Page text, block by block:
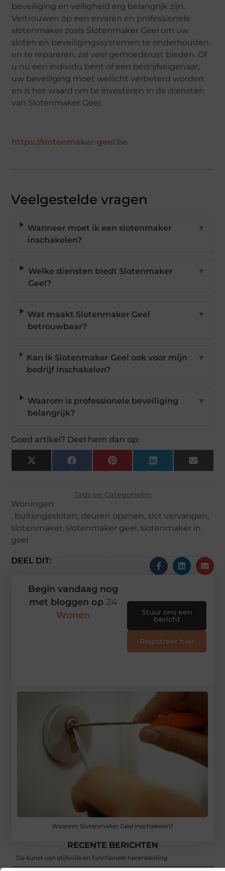
beveiliging en veiligheid erg belangrijk zijn.
Vertrouwen op een ervaren en professionele
slotenmaker zoals Slotenmaker Geel om uw
sloten en beveiligingssystemen te onderhouden
en te repareren, zal veel gemoedsrust bieden. Of
u nu een individu bent of een bedrijfseigenaar,
uw beveiliging moet wellicht verbeterd worden
en is het waard om te investeren in de diensten
van Slotenmaker Geel.
https://slotenmaker-geel.be
Veelgestelde vragen
Wanneer moet ik een slotenmaker
inschakelen?
▼
Welke diensten biedt Slotenmaker
Geel?
▼
Wat maakt Slotenmaker Geel
betrouwbaar?
▼
Kan ik Slotenmaker Geel ook voor mijn
bedrijf inschakelen?
▼
Waarom is professionele beveiliging
belangrijk?
▼
Goed artikel? Deel hem dan op:
X
(Twitter)
FacebookPinterestLinkedIn Email
Tags en Categorieën:
Woningen
, buitengesloten, deuren openen, slot vervangen,
slotenmaker, slotenmaker geel, slotenmaker in
geel
DEEL DIT:
Waarom Slotenmaker Geel inschakelen?
RECENTE BERICHTEN
De kunst van stijlvolle en functionele herenkleding
Begin vandaag nog
met bloggen op 24
Wonen
Stuur ons een
bericht
Registreer hier